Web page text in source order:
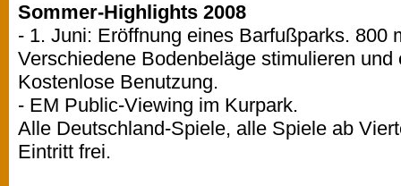
Sommer-Highlights 2008
- 1. Juni: Eröffnung eines Barfußparks. 800
Verschiedene Bodenbeläge stimulieren und
Kostenlose Benutzung.
- EM Public-Viewing im Kurpark.
Alle Deutschland-Spiele, alle Spiele ab
Eintritt frei.